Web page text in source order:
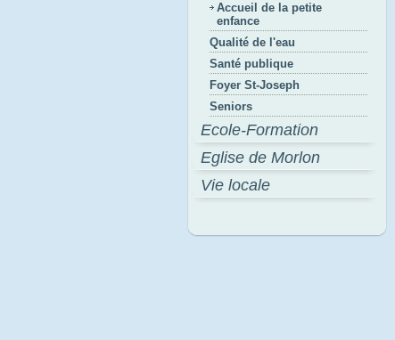
Accueil de la petite
enfance
Qualité de l'eau
Santé publique
Foyer St-Joseph
Seniors
Ecole-Formation
Eglise de Morlon
Vie locale